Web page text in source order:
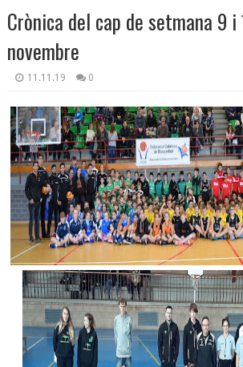
Crònica del cap de setmana 9 i
novembre
11.11.19 0